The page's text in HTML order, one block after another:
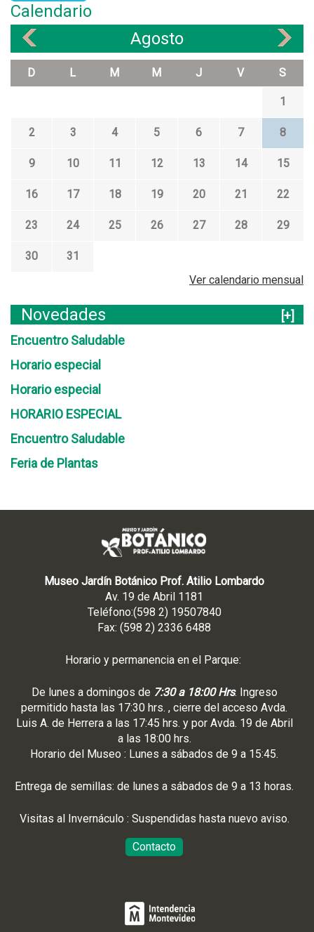
Calendario
Agosto
D L M M J V S
1
2 3 4 5 6 7 8
9 10 11 12 13 14 15
16 17 18 19 20 21 22
23 24 25 26 27 28 29
30
31
Ver calendario mensual
Novedades
[+]
Encuentro Saludable
Horario especial
Horario especial
HORARIO ESPECIAL
Encuentro Saludable
Feria de Plantas
Museo Jardín Botánico Prof. Atilio Lombardo
Av. 19 de Abril 1181
Teléfono:(598 2) 19507840
Fax: (598 2) 2336 6488
Horario y permanencia en el Parque:
De lunes a domingos de 7:30 a 18:00 Hrs. Ingreso
permitido hasta las 17:30 hrs. , cierre del acceso Avda.
Luis A. de Herrera a las 17:45 hrs. y por Avda. 19 de Abril
a las 18:00 hrs.
Horario del Museo : Lunes a sábados de 9 a 15:45.
Entrega de semillas: de lunes a sábados de 9 a 13 horas.
Visitas al Invernáculo : Suspendidas hasta nuevo aviso.
Contacto